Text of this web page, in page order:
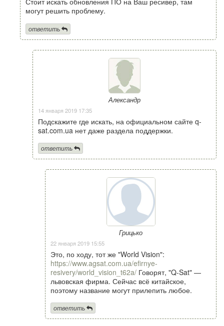
могут решить проблему.
ответить
Александр
14 января 2019 17:35
Подскажите где искать, на официальном сайте q-
sat.com.ua нет даже раздела поддержки.
ответить
Грицько
22 января 2019 15:55
Это, по ходу, тот же "World Vision":
https://www.agsat.com.ua/efirnye-
resivery/world_vision_t62a/ Говорят, "Q-Sat" —
львовская фирма. Сейчас всё китайское,
поэтому название могут прилепить любое.
ответить